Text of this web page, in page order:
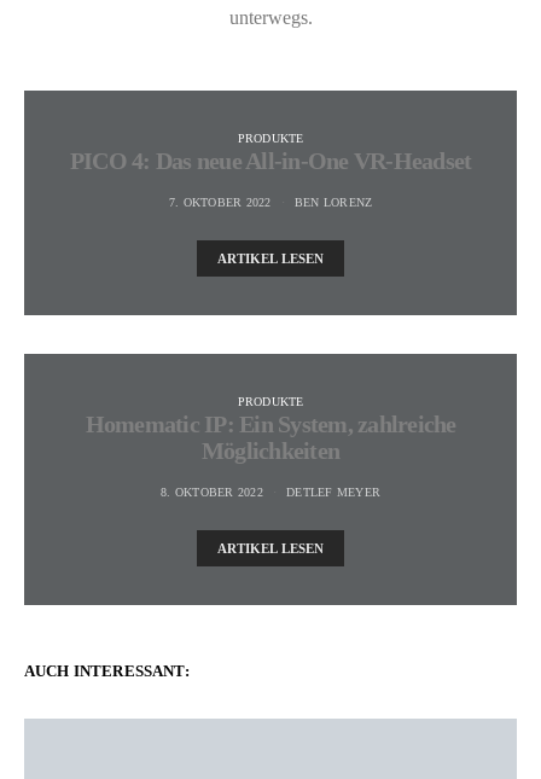
unterwegs.
PRODUKTE
PICO 4: Das neue All-in-One VR-Headset
7. OKTOBER 2022 BEN LORENZ
ARTIKEL LESEN
PRODUKTE
Homematic IP: Ein System, zahlreiche
Möglichkeiten
8. OKTOBER 2022 DETLEF MEYER
ARTIKEL LESEN
AUCH INTERESSANT: